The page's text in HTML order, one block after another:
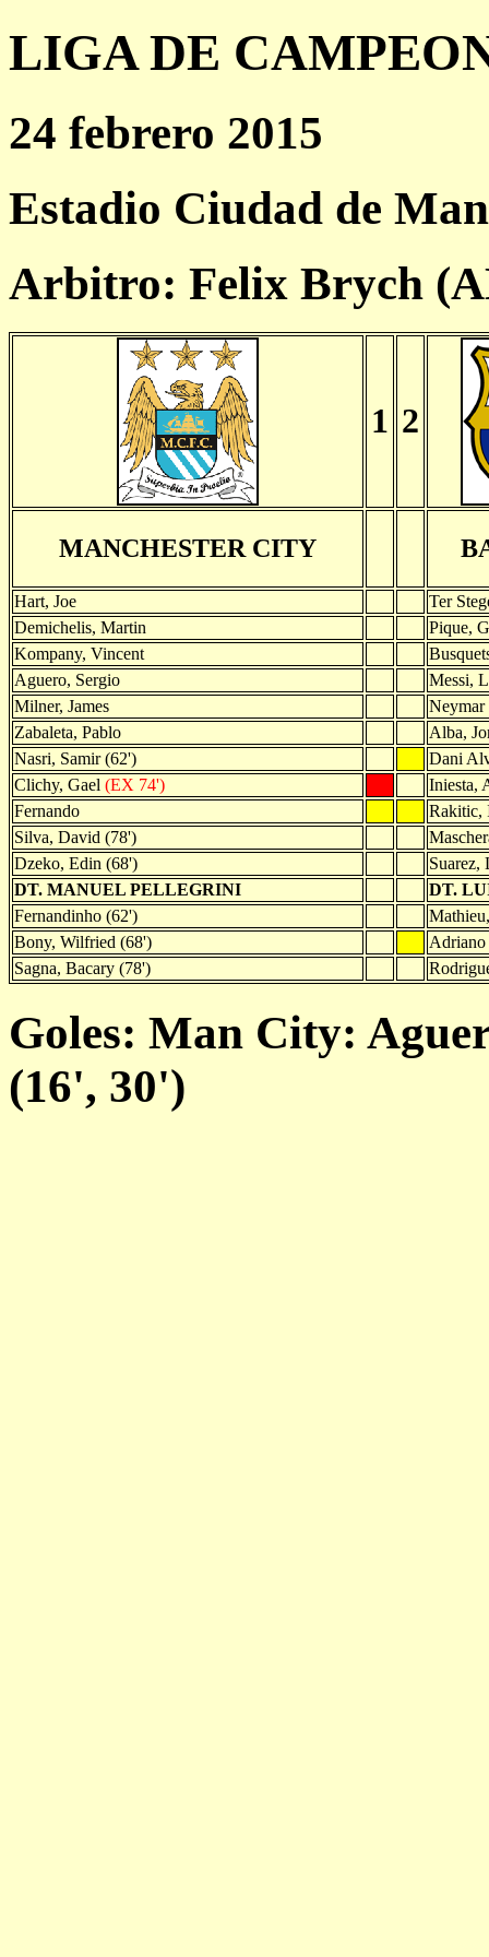
LIGA DE
24 febrero 2015
Estadio Ciudad de
Arbitro: Felix Brych
1 2
MANCHESTER CITY
Hart, Joe
Ter
Demichelis, Martin
Pique,
Kompany, Vincent
Aguero, Sergio
Messi,
Milner, James
Neymar
Zabaleta, Pablo
Alba,
Nasri, Samir (62')
Dani
Clichy, Gael (EX 74')
Iniesta,
Fernando
Rakitic,
Silva, David (78')
Dzeko, Edin (68')
Suarez,
DT. MANUEL PELLEGRINI
DT.
Fernandinho (62')
Bony, Wilfried (68')
Sagna, Bacary (78')
Goles: Man City:
(16', 30')